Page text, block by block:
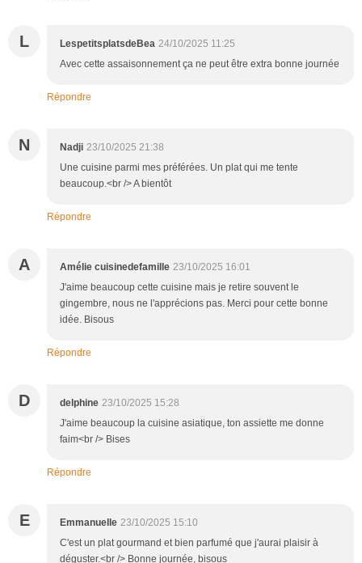
L LespetitsplatsdeBea 24/10/2025 11:25
Avec cette assaisonnement ça ne peut être extra bonne journée
Répondre
N Nadji 23/10/2025 21:38
Une cuisine parmi mes préférées. Un plat qui me tente
beaucoup.<br /> A bientôt
Répondre
A Amélie cuisinedefamille 23/10/2025 16:01
J'aime beaucoup cette cuisine mais je retire souvent le
gingembre, nous ne l'apprécions pas. Merci pour cette bonne
idée. Bisous
Répondre
D delphine 23/10/2025 15:28
J'aime beaucoup la cuisine asiatique, ton assiette me donne
faim<br /> Bises
Répondre
E Emmanuelle 23/10/2025 15:10
C'est un plat gourmand et bien parfumé que j'aurai plaisir à
déguster.<br /> Bonne journée, bisous